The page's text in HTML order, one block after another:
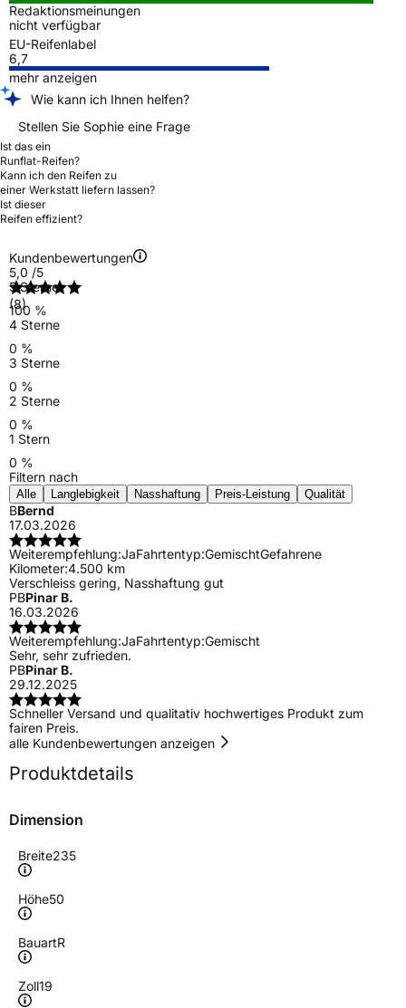
Redaktionsmeinungen
nicht verfügbar
EU-Reifenlabel
6,7
mehr anzeigen
Wie kann ich Ihnen helfen?
Stellen Sie Sophie eine Frage
Ist das ein
Runflat-Reifen?
Kann ich den Reifen zu
einer Werkstatt liefern lassen?
Ist dieser
Reifen effizient?
Kundenbewertungen
5,0 /5
(8)
5 Sterne
100 %
4 Sterne
0 %
3 Sterne
0 %
2 Sterne
0 %
1 Stern
0 %
Filtern nach
Alle Langlebigkeit Nasshaftung Preis-Leistung Qualität
BBernd
17.03.2026
Weiterempfehlung:JaFahrtentyp:GemischtGefahrene
Kilometer:4.500 km
Verschleiss gering, Nasshaftung gut
PBPinar B.
16.03.2026
Weiterempfehlung:JaFahrtentyp:Gemischt
Sehr, sehr zufrieden.
PBPinar B.
29.12.2025
Schneller Versand und qualitativ hochwertiges Produkt zum
fairen Preis.
alle Kundenbewertungen anzeigen
Produktdetails
Dimension
Breite235
Höhe50
BauartR
Zoll19